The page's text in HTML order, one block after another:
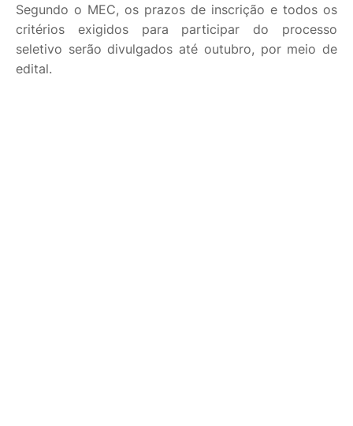
Segundo o MEC, os prazos de inscrição e todos os
critérios exigidos para participar do processo
seletivo serão divulgados até outubro, por meio de
edital.